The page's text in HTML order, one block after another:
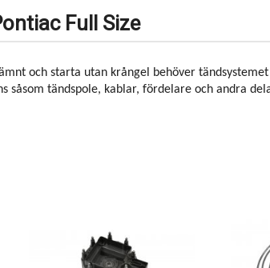
Full Size
och starta utan krångel behöver
såsom tändspole, kablar, fördelare och andra